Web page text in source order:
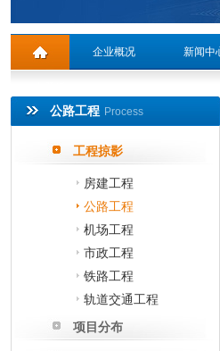
企业概况 新闻中
公路工程 Process
工程掠影
房建工程
公路工程
机场工程
市政工程
铁路工程
轨道交通工程
项目分布